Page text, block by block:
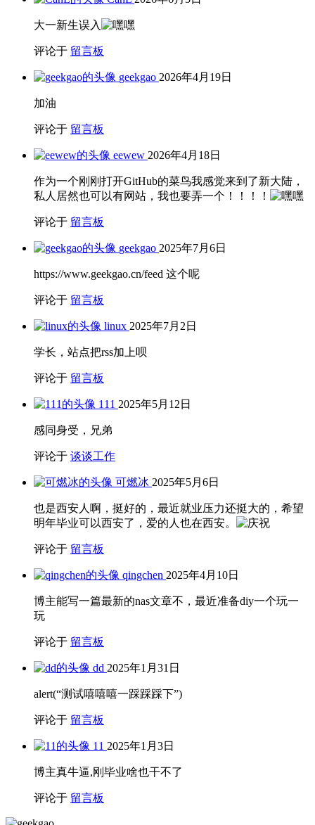
大一新生误入
评论于 留言板
geekgao 2026年4月19日
加油
评论于 留言板
eewew 2026年4月18日
作为一个刚刚打开GitHub的菜鸟我感觉来到了新大陆，
私人居然也可以有网站，我也要弄一个！！！！
评论于 留言板
geekgao 2025年7月6日
https://www.geekgao.cn/feed 这个呢
评论于 留言板
linux 2025年7月2日
学长，站点把rss加上呗
评论于 留言板
111 2025年5月12日
感同身受，兄弟
评论于 谈谈工作
可燃冰 2025年5月6日
也是西安人啊，挺好的，最近就业压力还挺大的，希望
明年毕业可以西安了，爱的人也在西安。
评论于 留言板
qingchen 2025年4月10日
博主能写一篇最新的nas文章不，最近准备diy一个玩一
玩
评论于 留言板
dd 2025年1月31日
alert(“测试嘻嘻嘻一踩踩踩下”)
评论于 留言板
11 2025年1月3日
博主真牛逼,刚毕业啥也干不了
评论于 留言板